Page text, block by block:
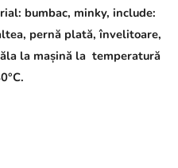
bumbac, minky, include:
pernă plată, învelitoare,
la mașină la temperatură